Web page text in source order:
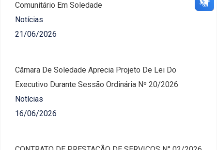
Comunitário Em Soledade
Notícias
21/06/2026
Câmara De Soledade Aprecia Projeto De Lei Do
Executivo Durante Sessão Ordinária Nº 20/2026
Notícias
16/06/2026